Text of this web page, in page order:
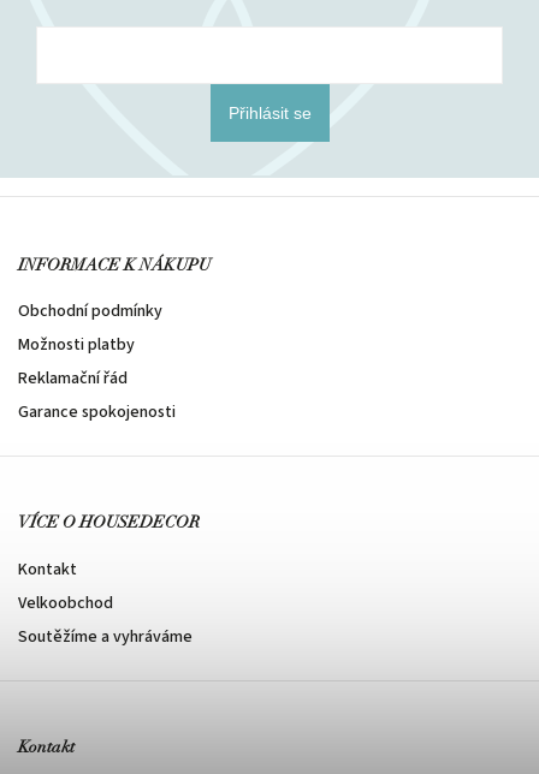
Přihlásit se
INFORMACE K NÁKUPU
Obchodní podmínky
Možnosti platby
Reklamační řád
Garance spokojenosti
VÍCE O HOUSEDECOR
Kontakt
Velkoobchod
Soutěžíme a vyhráváme
Kontakt